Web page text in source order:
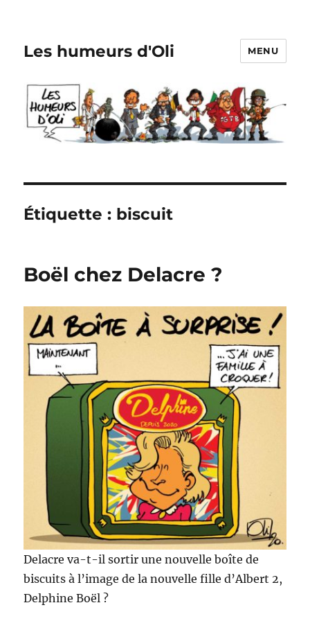
Les humeurs d'Oli MENU
Étiquette : biscuit
Boël chez Delacre ?
Delacre va-t-il sortir une nouvelle boîte de
biscuits à l’image de la nouvelle fille d’Albert 2,
Delphine Boël ?